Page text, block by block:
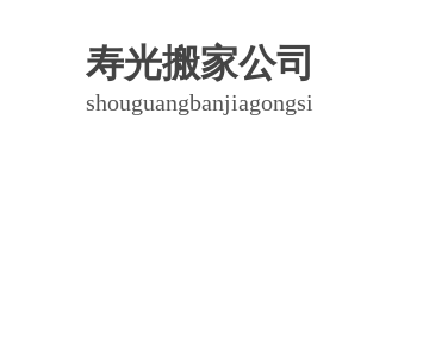
寿光搬家公司
shouguangbanjiagongsi